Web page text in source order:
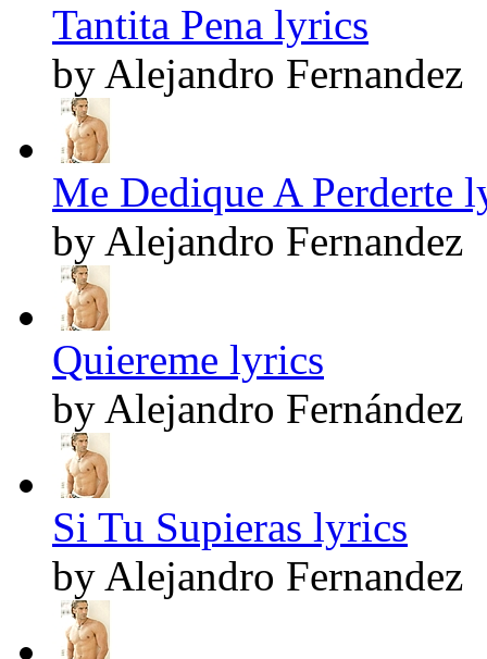
Tantita Pena lyrics
by Alejandro Fernandez
Me Dedique A Perderte
by Alejandro Fernandez
Quiereme lyrics
by Alejandro Fernández
Si Tu Supieras lyrics
by Alejandro Fernandez